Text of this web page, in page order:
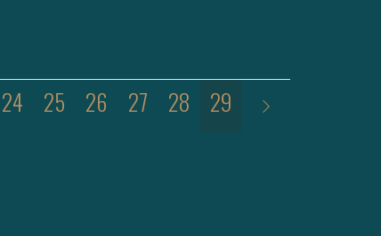
24 25 26 27 28 29 30